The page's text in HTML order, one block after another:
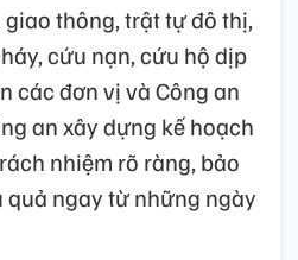
thông, trật tự đô thị,
cứu nạn, cứu hộ dịp
các đơn vị và Công an
an xây dựng kế hoạch
nhiệm rõ ràng, bảo
quả ngay từ những ngày